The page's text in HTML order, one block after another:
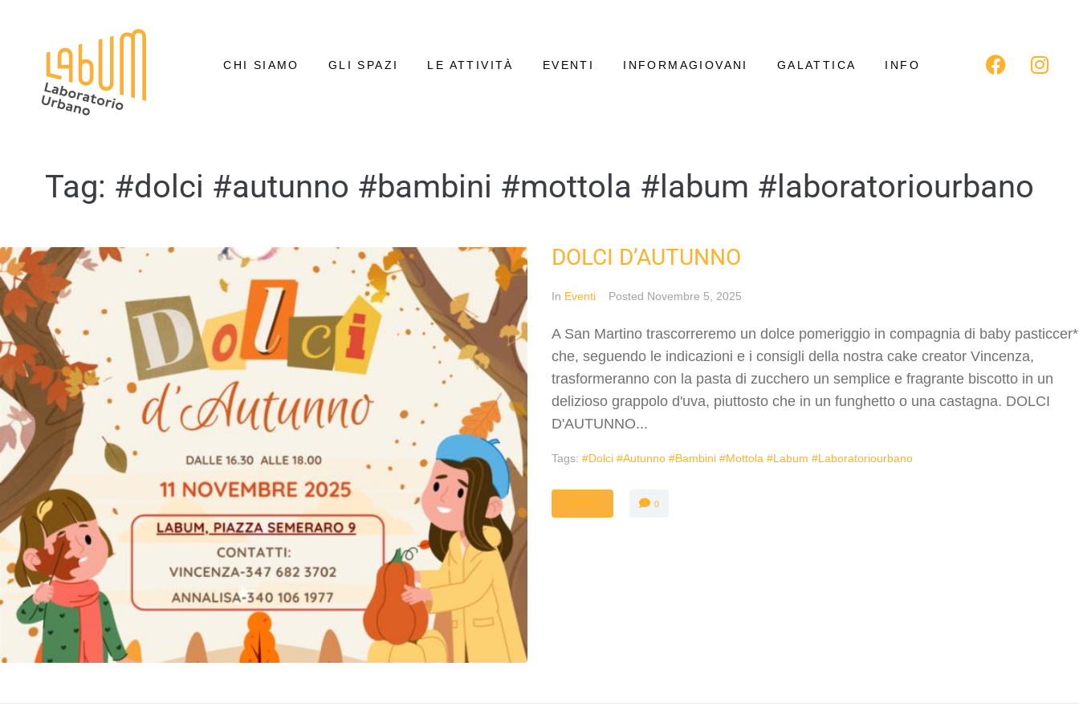
CHI SIAMO GLI SPAZI LE ATTIVITÀ EVENTI INFORMAGIOVANI GALATTICA INFO
Tag: #dolci #autunno #bambini #mottola #labum #laboratoriourbano
DOLCI D’AUTUNNO
In Eventi Posted Novembre 5, 2025
A San Martino trascorreremo un dolce pomeriggio in compagnia di baby pasticcer*
che, seguendo le indicazioni e i consigli della nostra cake creator Vincenza,
trasformeranno con la pasta di zucchero un semplice e fragrante biscotto in un
delizioso grappolo d'uva, piuttosto che in un funghetto o una castagna. DOLCI
D'AUTUNNO...
Tags: #dolci #autunno #bambini #mottola #labum #laboratoriourbano
0